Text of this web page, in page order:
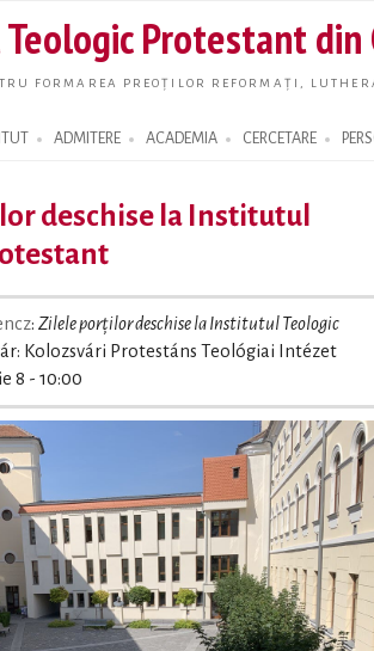
main
Protestant din
FORMAREA PREOȚILOR REFORMAȚI,
ADMITERE ACADEMIA CERCETARE
deschise la Institutul
: Zilele porților deschise la Institutul Teologic
Kolozsvári Protestáns Teológiai Intézet
8 - 10:00